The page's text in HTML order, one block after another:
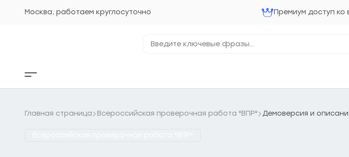
Москва, работаем круглосуточно Премиум доступ ко
ключевые
Кнопка
бокового
Главная страница Всероссийская проверочная работа "ВПР" Демоверсия и